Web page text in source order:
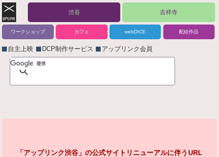
渋谷 吉祥寺
ワークショップ カフェ webDICE 配給作品
自主上映 DCP制作サービス アップリンク会員
「アップリンク渋谷」の公式サイトリニューアルに伴うURL